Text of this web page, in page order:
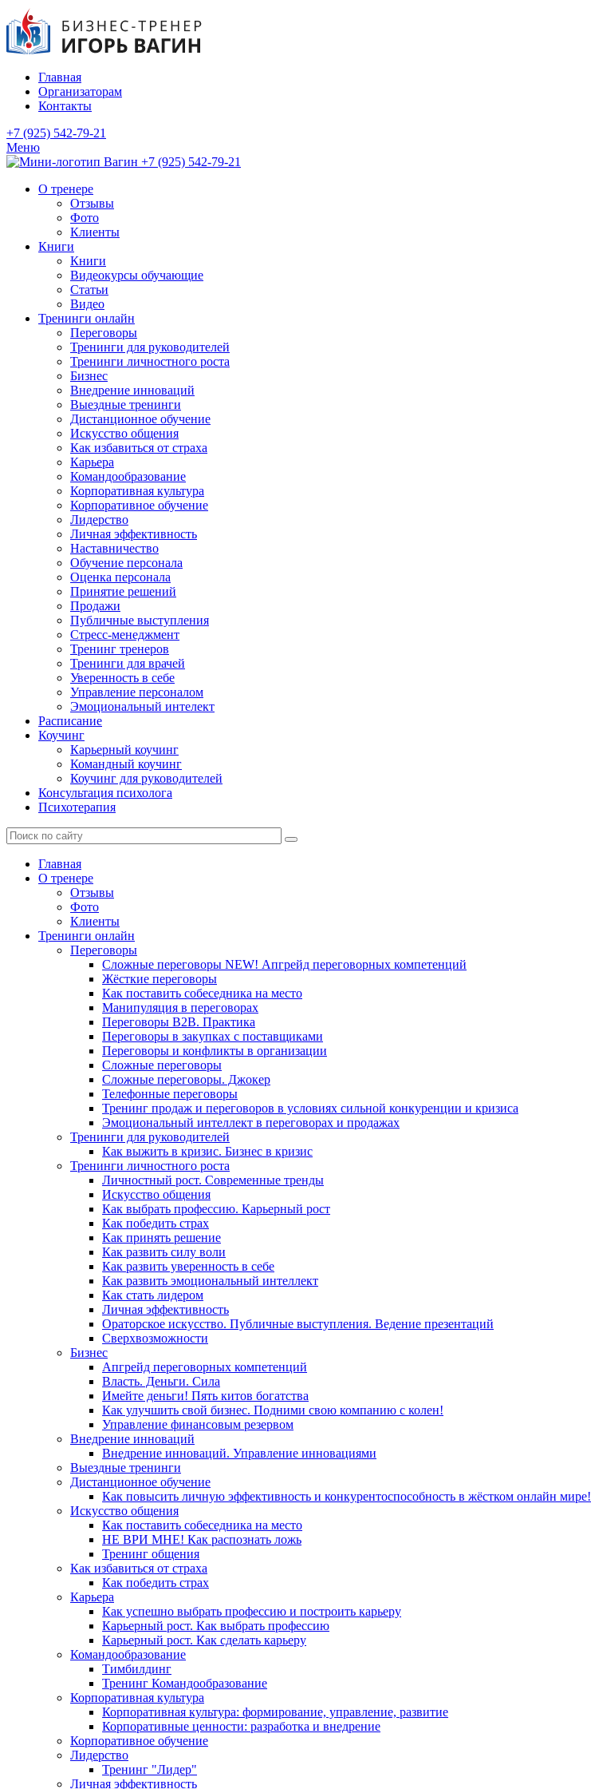
Главная
Организаторам
Контакты
+7 (925) 542-79-21
Меню
+7 (925) 542-79-21
О тренере
Отзывы
Фото
Клиенты
Книги
Книги
Видеокурсы обучающие
Статьи
Видео
Тренинги онлайн
Переговоры
Тренинги для руководителей
Тренинги личностного роста
Бизнес
Внедрение инноваций
Выездные тренинги
Дистанционное обучение
Искусство общения
Как избавиться от страха
Карьера
Командообразование
Корпоративная культура
Корпоративное обучение
Лидерство
Личная эффективность
Наставничество
Обучение персонала
Оценка персонала
Принятие решений
Продажи
Публичные выступления
Стресс-менеджмент
Тренинг тренеров
Тренинги для врачей
Уверенность в себе
Управление персоналом
Эмоциональный интелект
Расписание
Коучинг
Карьерный коучинг
Командный коучинг
Коучинг для руководителей
Консультация психолога
Психотерапия
Главная
О тренере
Отзывы
Фото
Клиенты
Тренинги онлайн
Переговоры
Сложные переговоры NEW! Апгрейд переговорных компетенций
Жёсткие переговоры
Как поставить собеседника на место
Манипуляция в переговорах
Переговоры B2B. Практика
Переговоры в закупках с поставщиками
Переговоры и конфликты в организации
Сложные переговоры
Сложные переговоры. Джокер
Телефонные переговоры
Тренинг продаж и переговоров в условиях сильной конкуренции и кризиса
Эмоциональный интеллект в переговорах и продажах
Тренинги для руководителей
Как выжить в кризис. Бизнес в кризис
Тренинги личностного роста
Личностный рост. Современные тренды
Искусство общения
Как выбрать профессию. Карьерный рост
Как победить страх
Как принять решение
Как развить силу воли
Как развить уверенность в себе
Как развить эмоциональный интеллект
Как стать лидером
Личная эффективность
Ораторское искусство. Публичные выступления. Ведение презентаций
Сверхвозможности
Бизнес
Апгрейд переговорных компетенций
Власть. Деньги. Сила
Имейте деньги! Пять китов богатства
Как улучшить свой бизнес. Подними свою компанию с колен!
Управление финансовым резервом
Внедрение инноваций
Внедрение инноваций. Управление инновациями
Выездные тренинги
Дистанционное обучение
Как повысить личную эффективность и конкурентоспособность в жёстком онлайн мире!
Искусство общения
Как поставить собеседника на место
НЕ ВРИ МНЕ! Как распознать ложь
Тренинг общения
Как избавиться от страха
Как победить страх
Карьера
Как успешно выбрать профессию и построить карьеру
Карьерный рост. Как выбрать профессию
Карьерный рост. Как сделать карьеру
Командообразование
Тимбилдинг
Тренинг Командообразование
Корпоративная культура
Корпоративная культура: формирование, управление, развитие
Корпоративные ценности: разработка и внедрение
Корпоративное обучение
Лидерство
Тренинг "Лидер"
Личная эффективность